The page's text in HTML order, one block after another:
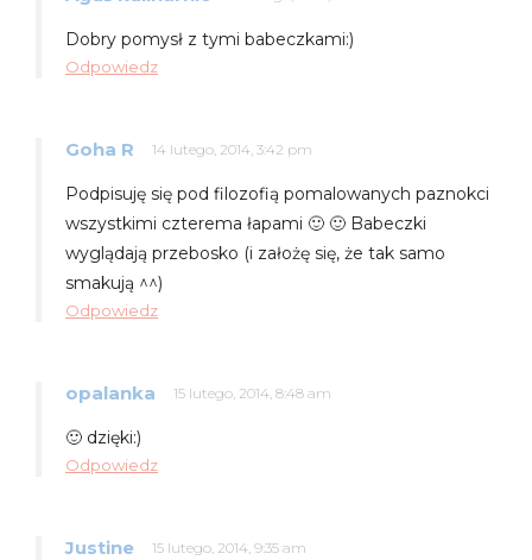
Dobry pomysł z tymi babeczkami:)
Odpowiedz
Goha R 14 lutego, 2014, 3:42 pm
Podpisuję się pod filozofią pomalowanych paznokci
wszystkimi czterema łapami 🙂 🙂 Babeczki
wyglądają przebosko (i założę się, że tak samo
smakują ^^)
Odpowiedz
opalanka 15 lutego, 2014, 8:48 am
🙂 dzięki:)
Odpowiedz
Justine 15 lutego, 2014, 9:35 am